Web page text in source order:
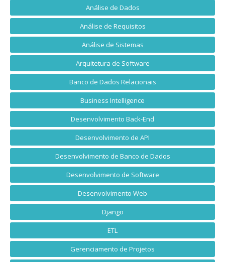
Análise de Dados
Análise de Requisitos
Análise de Sistemas
Arquitetura de Software
Banco de Dados Relacionais
Business Intelligence
Desenvolvimento Back-End
Desenvolvimento de API
Desenvolvimento de Banco de Dados
Desenvolvimento de Software
Desenvolvimento Web
Django
ETL
Gerenciamento de Projetos